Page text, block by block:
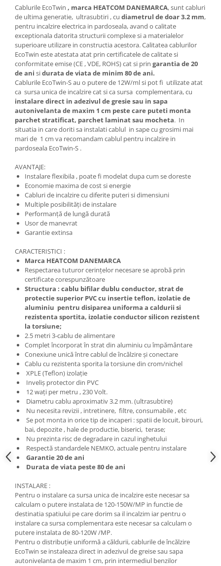
Cablurile EcoTwin , marca HEATCOM DANEMARCA, sunt cabluri
de ultima generatie, ultrasubtiri , cu diametrul de doar 3.2 mm,
pentru incalzire electrica in pardoseala, avand o calitate
exceptionala datorita structurii complexe si a materialelor
superioare utilizare in constructia acestora. Calitatea cablurilor
EcoTwin este atestata atat prin certificatele de calitate si
conformitate emise (CE , VDE, ROHS) cat si prin garantia de 20
de ani sidurata de viata de minim 80 de ani.
Cablurile EcoTwin-S au o putere de 12W/ml si pot fi utilizate atat
ca sursa unica de incalzire cat si ca sursa complementara, cu
instalare direct in adezivul de gresie sau in sapa
autonivelanta de maxim 1 cm peste care puteti monta
parchet stratificat, parchet laminat sau mocheta. In
situatia in care doriti sa instalati cablul in sape cu grosimi mai
mari de 1 cm va recomandam cablul pentru incalzire in
pardoseala EcoTwin-S .
AVANTAJE:
Instalare flexibila , poate fi modelat dupa cum se doreste
Economie maxima de cost si energie
Cabluri de incalzire cu diferite puteri si dimensiuni
Multiple posibilități de instalare
Performanță de lungă durată
Usor de manevrat
Garantie extinsa
CARACTERISTICI :
Marca HEATCOM DANEMARCA
Respectarea tuturor cerințelor necesare se aprobă prin
certificate corespunzătoare
Structura : cablu bifilar dublu conductor, strat de
protectie superior PVC cu insertie teflon, izolatie de
aluminiu pentru disiparea uniforma a caldurii si
rezistenta sportita, izolatie conductor silicon rezistent
la torsiune;
2.5 metri 3-cablu de alimentare
Complet încorporat în strat din aluminiu cu împământare
Conexiune unică între cablul de încălzire şi conectare
Cablu cu rezistenta sporita la torsiune din crom/nichel
XPLE (Teflon) izolaţie
Inveliş protector din PVC
12 waţi per metru , 230 Volt.
Diametru cablu aproximativ 3.2 mm. (ultrasubtire)
Nu necesita revizii , intretinere, filtre, consumabile , etc
Se pot monta in orice tip de incaperi : spatii de locuit, birouri,
bai, depozite , hale de productie, biserici, terase;
Nu prezinta risc de degradare in cazul inghetului
Respectă standardele NEMKO, actuale pentru instalare
Garantie 20 de ani
Durata de viata peste 80 de ani
INSTALARE :
Pentru o instalare ca sursa unica de incalzire este necesar sa
calculam o putere instalata de 120-150W/MP in functie de
destinatia spatiului pe care dorim sa il incalzim iar pentru o
instalare ca sursa complementara este necesar sa calculam o
putere instalata de 80-120W /MP.
Pentru o distribuție uniformă a căldurii, cablurile de încălzire
EcoTwin se instaleaza direct in adezivul de greise sau sapa
autonivelanta de maxim 1 cm, prin intermediul benzilor